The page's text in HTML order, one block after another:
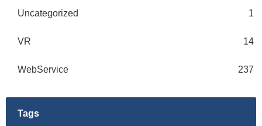
Uncategorized 1
VR 14
WebService 237
Tags